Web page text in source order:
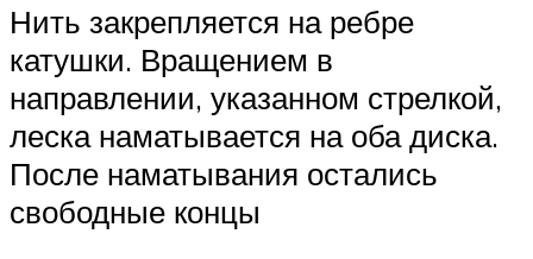
Нить закрепляется на ребре
катушки. Вращением в
направлении, указанном стрелкой,
леска наматывается на оба диска.
После наматывания остались
свободные концы